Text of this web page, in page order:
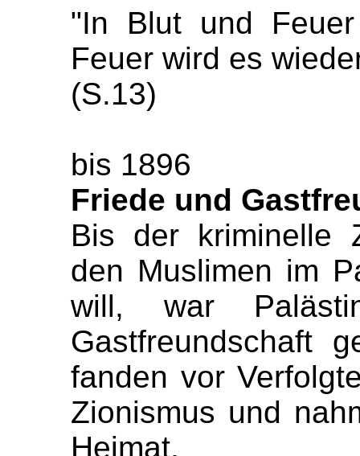
"In Blut und
Feuer wird es
(S.13)
bis 1896
Friede und
Bis der kriminelle
den Muslimen im
will, war
Gastfreundschaft
fanden vor
Zionismus und
Heimat.